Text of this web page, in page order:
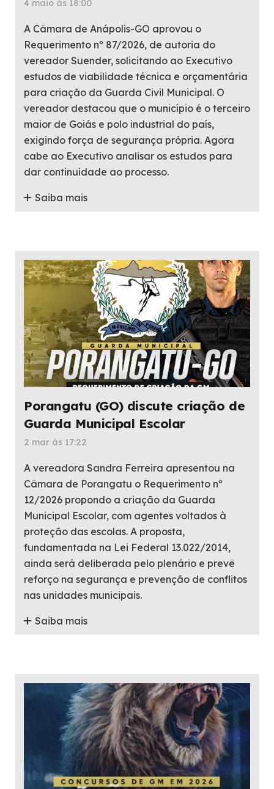
4 maio às 18:00
A Câmara de Anápolis-GO aprovou o
Requerimento nº 87/2026, de autoria do
vereador Suender, solicitando ao Executivo
estudos de viabilidade técnica e orçamentária
para criação da Guarda Civil Municipal. O
vereador destacou que o município é o terceiro
maior de Goiás e polo industrial do país,
exigindo força de segurança própria. Agora
cabe ao Executivo analisar os estudos para
dar continuidade ao processo.
Saiba mais
Porangatu (GO) discute criação de
Guarda Municipal Escolar
2 mar às 17:22
A vereadora Sandra Ferreira apresentou na
Câmara de Porangatu o Requerimento nº
12/2026 propondo a criação da Guarda
Municipal Escolar, com agentes voltados à
proteção das escolas. A proposta,
fundamentada na Lei Federal 13.022/2014,
ainda será deliberada pelo plenário e prevê
reforço na segurança e prevenção de conflitos
nas unidades municipais.
Saiba mais